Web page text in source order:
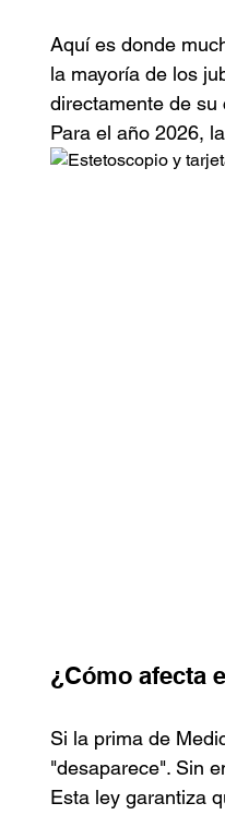
Aquí es donde
la mayoría de los
directamente de su
Para el año 2026,
¿Cómo afecta
Si la prima de
"desaparece". Sin
Esta ley garantiza